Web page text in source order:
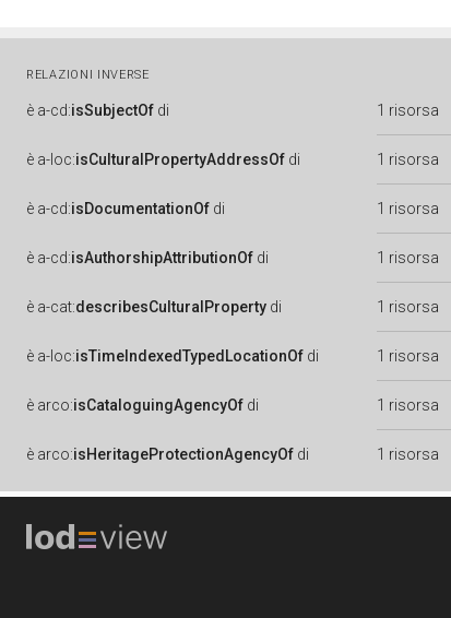
RELAZIONI INVERSE
è a-cd:isSubjectOf di 1 risorsa
è a-loc:isCulturalPropertyAddressOf di 1 risorsa
è a-cd:isDocumentationOf di 1 risorsa
è a-cd:isAuthorshipAttributionOf di 1 risorsa
è a-cat:describesCulturalProperty di 1 risorsa
è a-loc:isTimeIndexedTypedLocationOf di 1 risorsa
è arco:isCataloguingAgencyOf di 1 risorsa
è arco:isHeritageProtectionAgencyOf di 1 risorsa